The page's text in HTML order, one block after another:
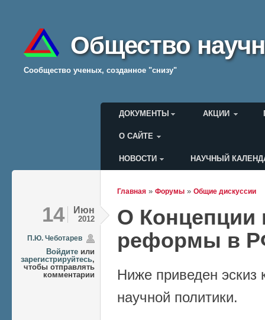
Общество
Cообщество ученых, созданное "снизу"
Главное меню
ДОКУМЕНТЫ АКЦИИ
О САЙТЕ
Меню пользователя
НОВОСТИ НАУЧНЫЙ
Главная » Форумы » Общие дискуссии
14 Июн
2012
П.Ю. Чеботарев
Войдите или
зарегистрируйтесь,
чтобы отправлять
комментарии
О Концепции
реформы в
Ниже приведен
научной политики.